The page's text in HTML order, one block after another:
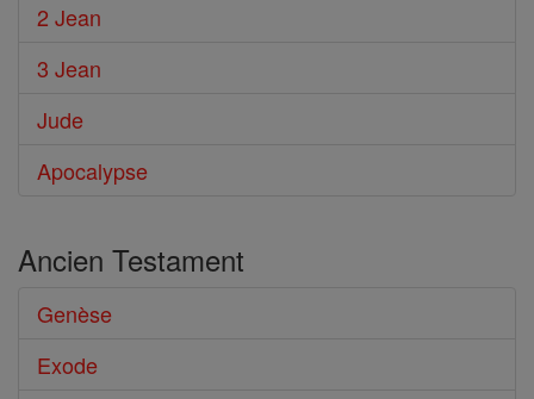
2 Jean
3 Jean
Jude
Apocalypse
Ancien Testament
Genèse
Exode